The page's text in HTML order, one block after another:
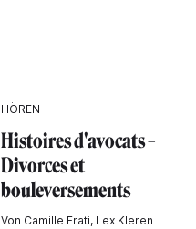
HÖREN
Histoires d'avocats –
Divorces et
bouleversements
Von Camille Frati, Lex Kleren